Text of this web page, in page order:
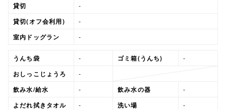
貸切 -
貸切(オフ会利用) -
室内ドッグラン -
うんち袋 - ゴミ箱(うんち) -
おしっこじょうろ -
飲み水/給水 - 飲み水の器 -
よだれ拭きタオル - 洗い場 -